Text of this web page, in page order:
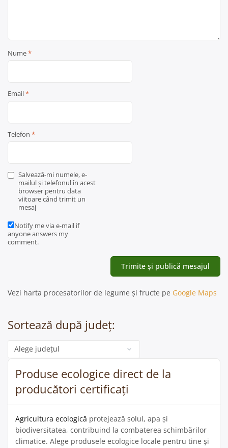
Nume*
Email*
Telefon *
Salvează-mi numele, e-
mailul și telefonul în acest
browser pentru data
viitoare când trimit un
mesaj
Notify me via e-mail if
anyone answers my
comment.
Vezi harta procesatorilor de legume și fructe pe Google Maps
Sortează după județ:
Categorie
Produse ecologice direct de la
producători certificați
Agricultura ecologică protejează solul, apa și
biodiversitatea, contribuind la combaterea schimbărilor
climatice. Alege produsele ecologice locale pentru tine și